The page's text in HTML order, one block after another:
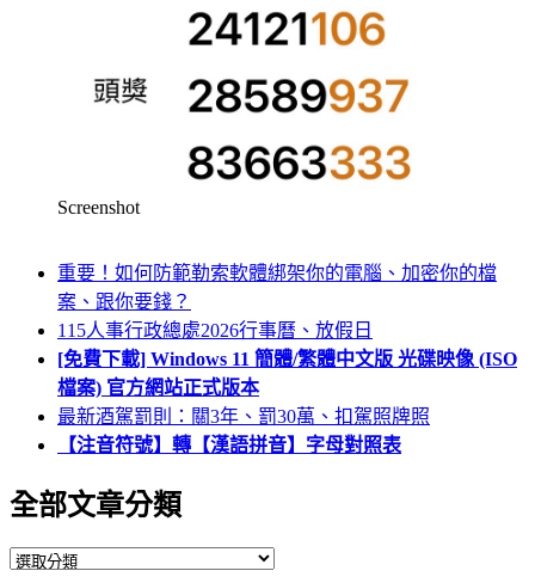
Screenshot
重要！如何防範勒索軟體綁架你的電腦、加密你的檔
案、跟你要錢？
115人事行政總處2026行事曆、放假日
[免費下載] Windows 11 簡體/繁體中文版 光碟映像 (ISO
檔案) 官方網站正式版本
最新酒駕罰則：關3年、罰30萬、扣駕照牌照
【注音符號】轉【漢語拼音】字母對照表
全部文章分類
全